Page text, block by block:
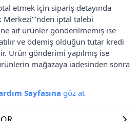
etmek için sipariş detayında
Merkezi"'nden iptal talebi
ait ürünler gönderilmemiş ise
ve ödemiş olduğun tutar kredi
Ürün gönderimi yapılmış ise
mağazaya iadesinden sonra
Sayfasına göz at